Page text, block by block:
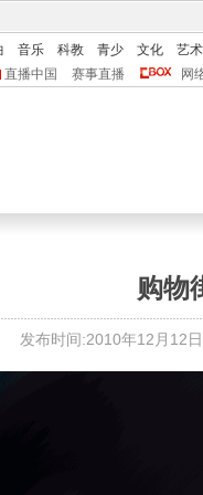
音乐 科教 青少 文化 艺术
直播中国 赛事直播 网
购物
发布时间:2010年12月12